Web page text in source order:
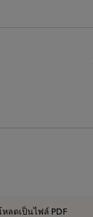
ลดเป็นไฟล์ PDF